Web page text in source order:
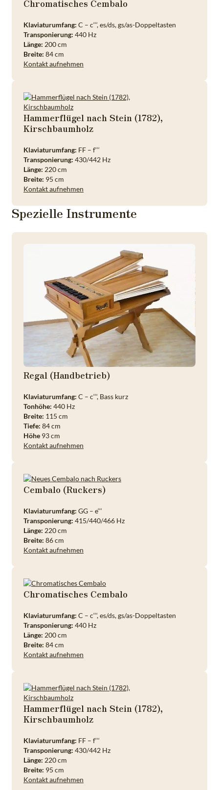
Chromatisches Cembalo
Klaviaturumfang: C – c‘‘‘, es/ds, gs/as-Doppeltasten
Transponierung: 440 Hz
Länge: 200 cm
Breite: 84 cm
Kontakt aufnehmen
Hammerflügel nach Stein (1782),
Kirschbaumholz
Klaviaturumfang: FF – f‘‘‘
Transponierung: 430/442 Hz
Länge: 220 cm
Breite: 95 cm
Kontakt aufnehmen
Spezielle Instrumente
Regal (Handbetrieb)
Klaviaturumfang: C – c‘‘‘, Bass kurz
Tonhöhe: 440 Hz
Breite: 115 cm
Tiefe: 84 cm
Höhe 93 cm
Kontakt aufnehmen
Cembalo (Ruckers)
Klaviaturumfang: GG – e‘‘‘
Transponierung: 415/440/466 Hz
Länge: 220 cm
Breite: 86 cm
Kontakt aufnehmen
Chromatisches Cembalo
Klaviaturumfang: C – c‘‘‘, es/ds, gs/as-Doppeltasten
Transponierung: 440 Hz
Länge: 200 cm
Breite: 84 cm
Kontakt aufnehmen
Hammerflügel nach Stein (1782),
Kirschbaumholz
Klaviaturumfang: FF – f‘‘‘
Transponierung: 430/442 Hz
Länge: 220 cm
Breite: 95 cm
Kontakt aufnehmen